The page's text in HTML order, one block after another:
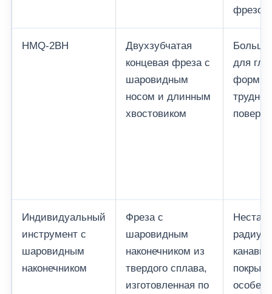
фрезой.
HMQ-2BH
Двухзубчатая
концевая фреза с
шаровидным
носом и длинным
хвостовиком
для
форм,
Индивидуальный
инструмент с
шаровидным
наконечником
Фреза с
шаровидным
наконечником из
твердого сплава,
изготовленная по
радиус